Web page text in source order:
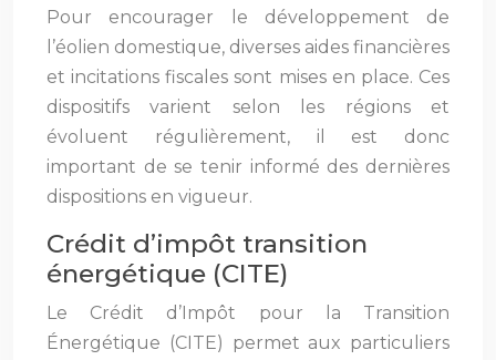
Pour encourager le développement de
l’éolien domestique, diverses aides financières
et incitations fiscales sont mises en place. Ces
dispositifs varient selon les régions et
évoluent régulièrement, il est donc
important de se tenir informé des dernières
dispositions en vigueur.
Crédit d’impôt transition
énergétique (CITE)
Le Crédit d’Impôt pour la Transition
Énergétique (CITE) permet aux particuliers